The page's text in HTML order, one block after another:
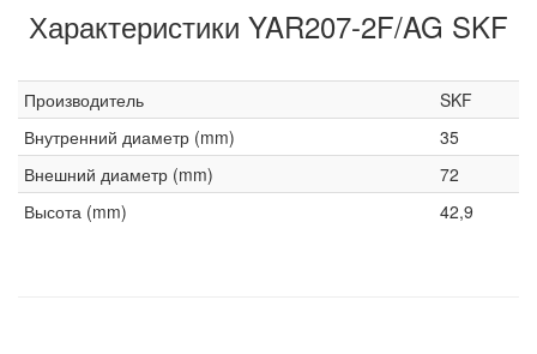
Характеристики YAR207-2F/AG SKF
Производитель
SKF
Внутренний диаметр (mm)
35
Внешний диаметр (mm)
72
Высота (mm)
42,9